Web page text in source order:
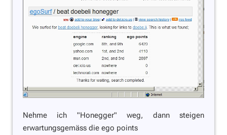
Nehme ich "Honegger" weg, dann steigen
erwartungsgemäss die ego points